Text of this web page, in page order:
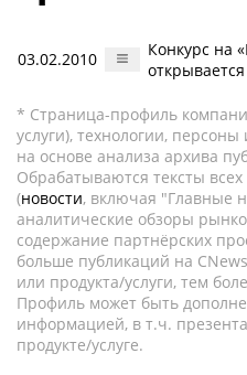
03.02.2010
Конкурс на
* Страница-профиль
услуги), технологии,
на основе анализа архива
Обрабатываются тексты
(новости, включая "Главные
аналитические обзоры
содержание партнёрских
больше публикаций на
или продукта/услуги, тем
Профиль может быть
информацией, в т.ч.
продукте/услуге.